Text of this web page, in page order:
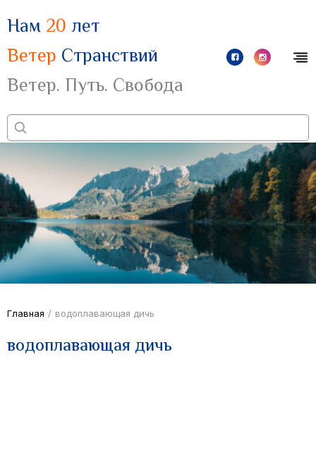
Нам 20 лет
Ветер Странствий
Ветер. Путь. Свобода
Главная / водоплавающая дичь
водоплавающая дичь